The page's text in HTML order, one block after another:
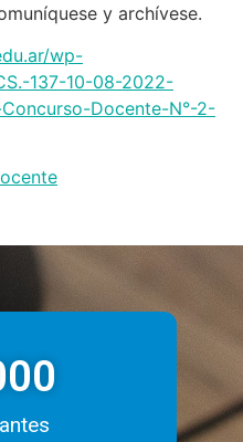
y archívese.
wp-
137-10-08-2022-
Docente-N°-2-